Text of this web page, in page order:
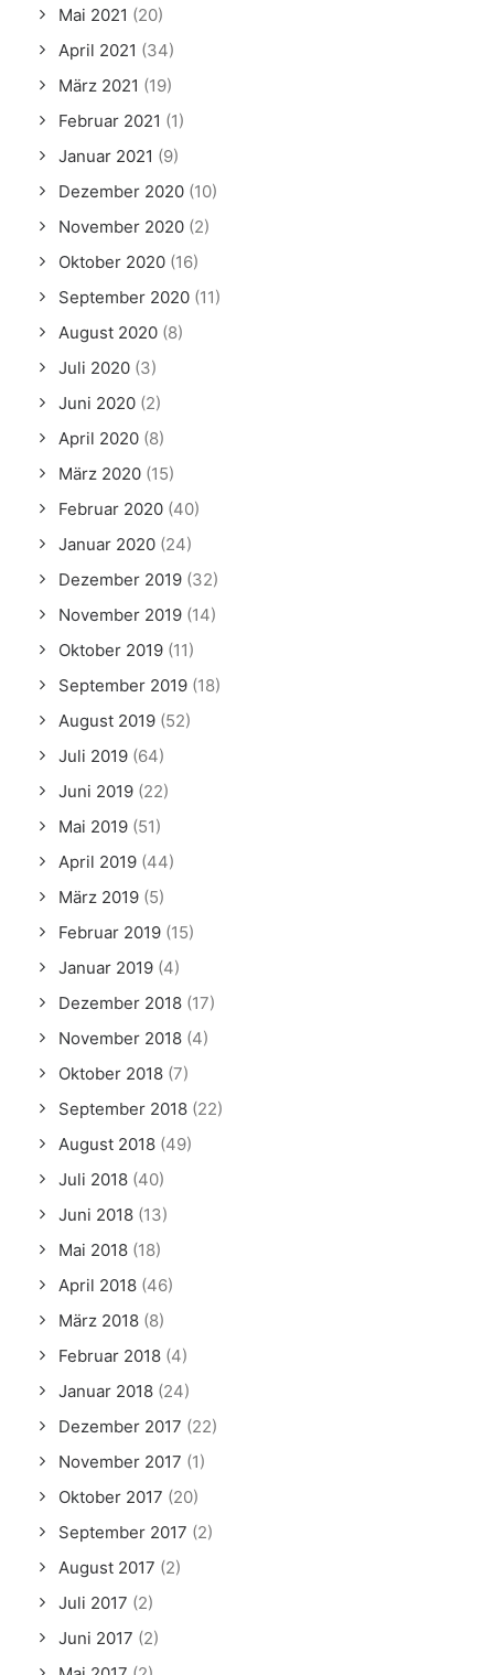
Mai 2021 (20)
April 2021 (34)
März 2021 (19)
Februar 2021 (1)
Januar 2021 (9)
Dezember 2020 (10)
November 2020 (2)
Oktober 2020 (16)
September 2020 (11)
August 2020 (8)
Juli 2020 (3)
Juni 2020 (2)
April 2020 (8)
März 2020 (15)
Februar 2020 (40)
Januar 2020 (24)
Dezember 2019 (32)
November 2019 (14)
Oktober 2019 (11)
September 2019 (18)
August 2019 (52)
Juli 2019 (64)
Juni 2019 (22)
Mai 2019 (51)
April 2019 (44)
März 2019 (5)
Februar 2019 (15)
Januar 2019 (4)
Dezember 2018 (17)
November 2018 (4)
Oktober 2018 (7)
September 2018 (22)
August 2018 (49)
Juli 2018 (40)
Juni 2018 (13)
Mai 2018 (18)
April 2018 (46)
März 2018 (8)
Februar 2018 (4)
Januar 2018 (24)
Dezember 2017 (22)
November 2017 (1)
Oktober 2017 (20)
September 2017 (2)
August 2017 (2)
Juli 2017 (2)
Juni 2017 (2)